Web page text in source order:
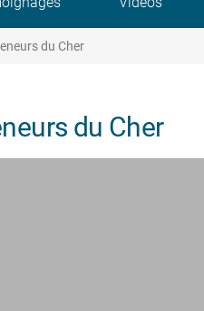
du Cher
du Cher